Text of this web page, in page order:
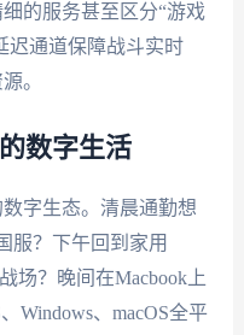
的服务甚至区分“游戏
迟通道保障战斗实时
。
数字生活
字生态。清晨通勤想
服？下午回到家用
场？晚间在Macbook上
Windows、macOS全平